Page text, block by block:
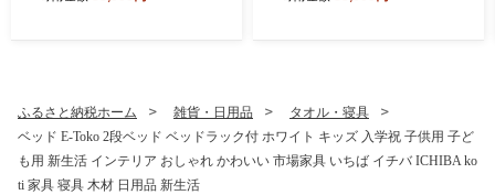
ふるさと納税ホーム 雑貨・日用品
タオル・寝具
ベッド E-Toko 2段ベッド ベッドラック付 ホワイト キッズ 入学祝 子供用 子ど
も用 新生活 インテリア おしゃれ かわいい 市場家具 いちば イチバ ICHIBA ko
ti 家具 寝具 木材 日用品 新生活